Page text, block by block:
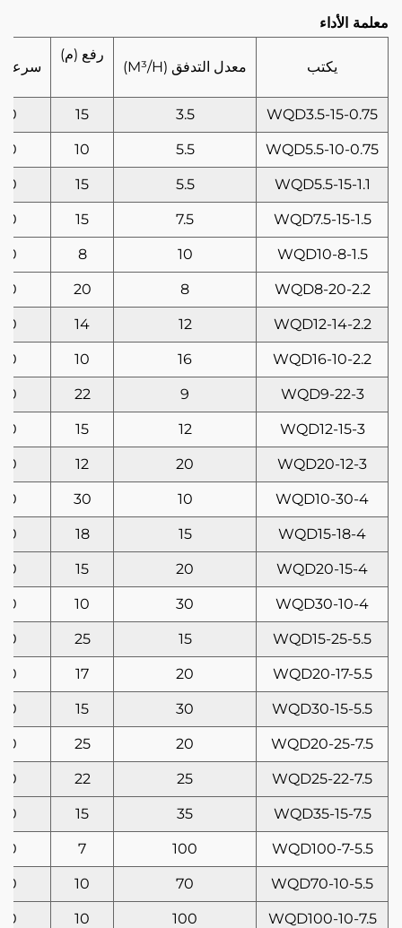
معلمة الأداء
يكتب معدل التدفق (M³/H)
رفع (م)
سرعة
WQD3.5-15-0.75
3.5
15
WQD5.5-10-0.75
5.5
10
WQD5.5-15-1.1
5.5
15
WQD7.5-15-1.5
7.5
15
WQD10-8-1.5
10
8
WQD8-20-2.2
8
20
WQD12-14-2.2
12
14
WQD16-10-2.2
16
10
WQD9-22-3
9
22
WQD12-15-3
12
15
WQD20-12-3
20
12
WQD10-30-4
10
30
WQD15-18-4
15
18
WQD20-15-4
20
15
WQD30-10-4
30
10
WQD15-25-5.5
15
25
WQD20-17-5.5
20
17
WQD30-15-5.5
30
15
WQD20-25-7.5
20
25
WQD25-22-7.5
25
22
WQD35-15-7.5
35
15
WQD100-7-5.5
100
7
WQD70-10-5.5
70
10
WQD100-10-7.5
100
10